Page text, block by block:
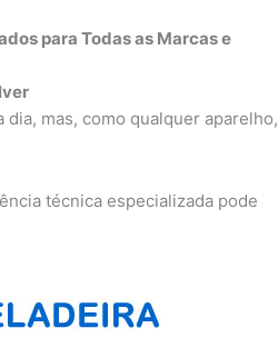
para Todas as Marcas e
mas, como qualquer aparelho,
técnica especializada pode